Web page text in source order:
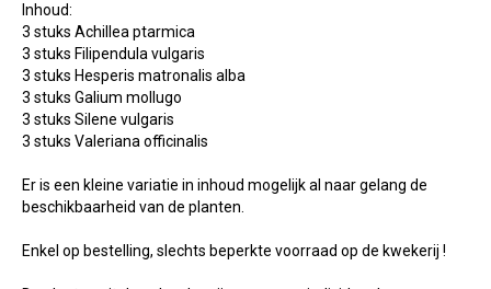
Inhoud:
3 stuks Achillea ptarmica
3 stuks Filipendula vulgaris
3 stuks Hesperis matronalis alba
3 stuks Galium mollugo
3 stuks Silene vulgaris
3 stuks Valeriana officinalis
Er is een kleine variatie in inhoud mogelijk al naar gelang de
beschikbaarheid van de planten.
Enkel op bestelling, slechts beperkte voorraad op de kwekerij !